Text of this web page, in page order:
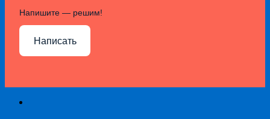
Напишите — решим!
Написать